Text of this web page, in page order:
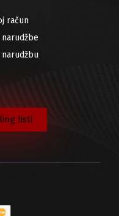
račun
narudžbe
listi